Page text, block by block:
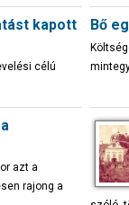
kapott
célú
Bő
azt a
rajong a